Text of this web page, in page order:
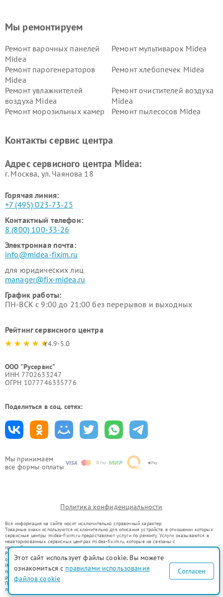
Мы принимаем
все формы оплаты
Мы ремонтируем
Ремонт варочных панелей
Midea
Ремонт мультиварок Midea
Ремонт парогенераторов
Midea
Ремонт хлебопечек Midea
Ремонт увлажнителей
воздуха Midea
Ремонт очистителей воздуха
Midea
Ремонт морозильных камер
Ремонт пылесосов Midea
пылесосов Midea
Midea
Контакты сервис центра
Адрес сервисного центра Midea:
г. Москва, ул. Чаянова 18
Горячая линия:
+7 (495) 023-73-25
Контактный телефон:
8 (800) 100-33-26
Электронная почта:
info@midea-fixim.ru
для юридических лиц
manager@fix-midea.ru
График работы:
ПН-ВСК с 9:00 до 21:00 без перерывов и выходных
Рейтинг сервисного центра
4.9-5.0
ООО "Русервис"
ИНН 7702633247
ОГРН 1077746335776
Поделиться в соц. сетях:
Политика конфиденциальности
Вся информация на сайте носит исключительно справочный характер.
Товарные знаки используются исключительно для описания устройств, в отношении которых
сервисные центры midea-fixim.ru предоставляют услуги по ремонту. Услуги оказываются в
неавторизованных сервисных центрах midea-fixim.ru, которые не связаны с
правообладателями товарных знаков или их официальными представителями.
Ремонт осуществляется для устройств, уже введенных в гражданский оборот в соответствии
со статьей 1487 ГК РФ.
Использование товарных знаков не преследует цели индивидуализации услуг или введения
потребителей в заблуждение, а служит для информирования о предоставляемых услугах по
ремонту техники указанных брендов.
Представленная на сайте информация не является публичной офертой, определяемой
положениями Статьи 437(2) Гражданского кодекса РФ
Этот сайт использует файлы cookie. Вы можете
ознакомиться с правилами использования
файлов cookie
Согласен